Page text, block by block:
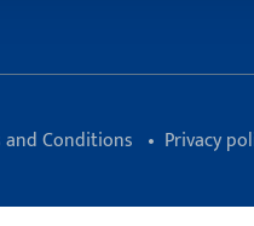
and Conditions Privacy